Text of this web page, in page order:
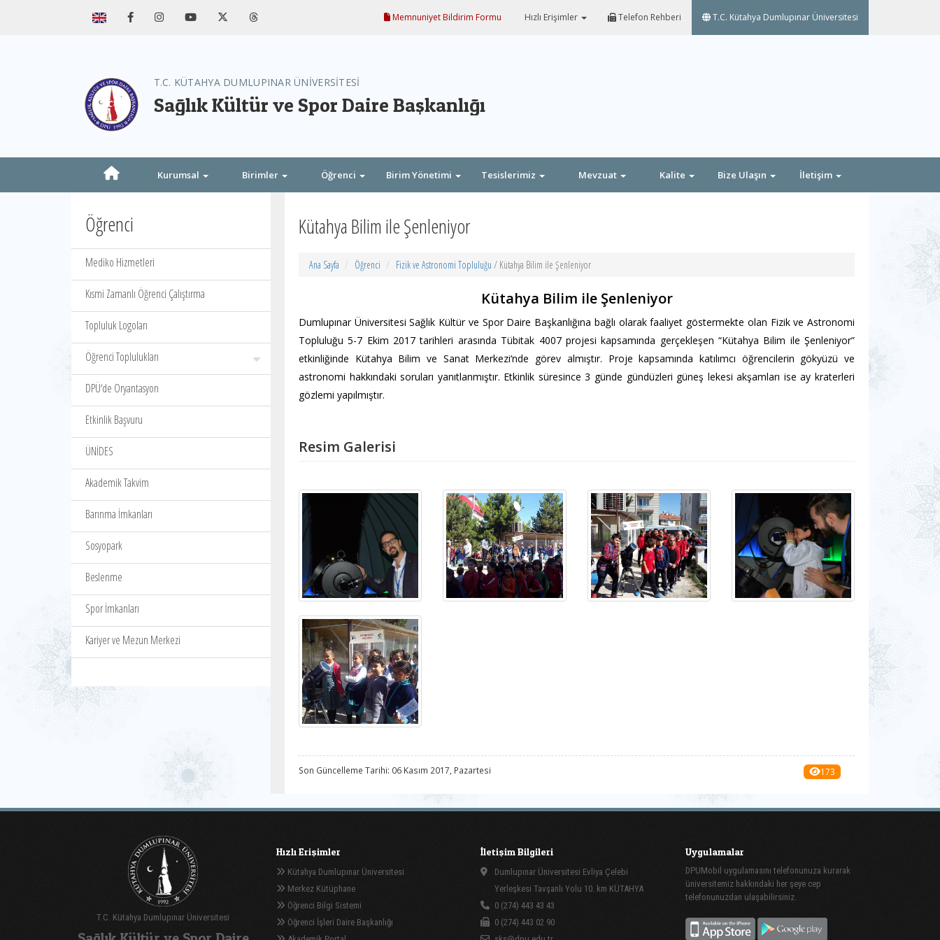
Memnuniyet Bildirim Formu Hızlı Erişimler Telefon Rehberi T.C. Kütahya Dumlupınar Üniversitesi
T.C. KÜTAHYA DUMLUPINAR ÜNİVERSİTESİ
Sağlık Kültür ve Spor Daire Başkanlığı
Kurumsal Birimler Öğrenci Birim Yönetimi Tesislerimiz Mevzuat Kalite Bize Ulaşın İletişim
Öğrenci
Mediko Hizmetleri
Kısmi Zamanlı Öğrenci Çalıştırma
Topluluk Logoları
Öğrenci Toplulukları
DPÜ‘de Oryantasyon
Etkinlik Başvuru
ÜNİDES
Akademik Takvim
Barınma İmkanları
Sosyopark
Beslenme
Spor İmkanları
Kariyer ve Mezun Merkezi
Kütahya Bilim ile Şenleniyor
Ana Sayfa Öğrenci Fizik ve Astronomi Topluluğu / Kütahya Bilim ile Şenleniyor
Kütahya Bilim ile Şenleniyor
Dumlupınar Üniversitesi Sağlık Kültür ve Spor Daire Başkanlığına bağlı olarak faaliyet göstermekte olan Fizik ve Astronomi
Topluluğu 5-7 Ekim 2017 tarihleri arasında Tübitak 4007 projesi kapsamında gerçekleşen “Kütahya Bilim ile Şenleniyor”
etkinliğinde Kütahya Bilim ve Sanat Merkezi‘nde görev almıştır. Proje kapsamında katılımcı öğrencilerin gökyüzü ve
astronomi hakkındaki soruları yanıtlanmıştır. Etkinlik süresince 3 günde gündüzleri güneş lekesi akşamları ise ay kraterleri
gözlemi yapılmıştır.
Resim Galerisi
Son Güncelleme Tarihi: 06 Kasım 2017, Pazartesi 173
T.C. Kütahya Dumlupınar Üniversitesi
Hızlı Erişimler
Kütahya Dumlupınar Üniversitesi
Merkez Kütüphane
Öğrenci Bilgi Sistemi
Öğrenci İşleri Daire Başkanlığı
İletişim Bilgileri
Dumlupınar Üniversitesi Evliya Çelebi
Yerleşkesi Tavşanlı Yolu 10. km KÜTAHYA
0 (274) 443 43 43
0 (274) 443 02 90
Uygulamalar
DPUMobil uygulamasını telefonunuza kurarak
üniversitemiz hakkındaki her şeye cep
telefonunuzdan ulaşabilirsiniz.